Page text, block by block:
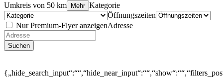
Umkreis von 50 km
Mehr Kategorie
Öffnungszeiten
Nur Premium-Flyer anzeigenAdresse
Suchen